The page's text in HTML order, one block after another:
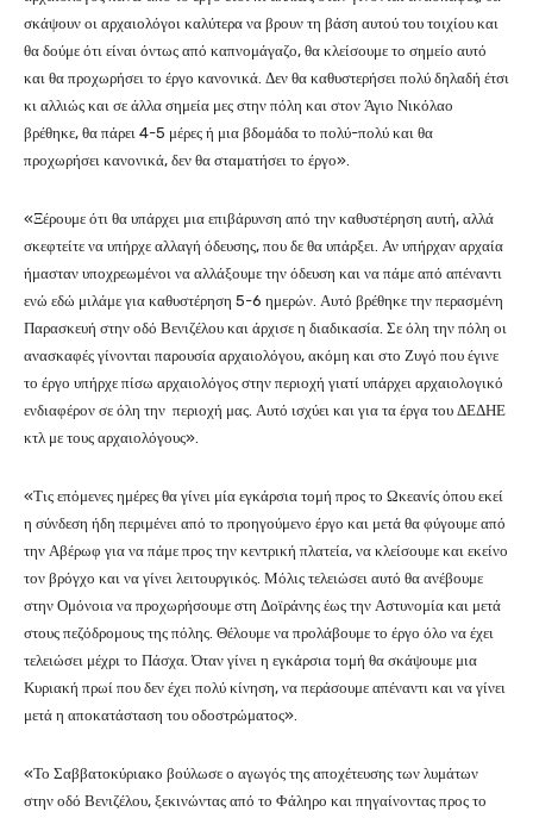
σκάψουν οι αρχαιολόγοι καλύτερα να βρουν τη βάση αυτού του τοιχίου και
θα δούμε ότι είναι όντως από καπνομάγαζο, θα κλείσουμε το σημείο αυτό
και θα προχωρήσει το έργο κανονικά. Δεν θα καθυστερήσει πολύ δηλαδή έτσι
κι αλλιώς και σε άλλα σημεία μες στην πόλη και στον Άγιο Νικόλαο
βρέθηκε, θα πάρει 4-5 μέρες ή μια βδομάδα το πολύ-πολύ και θα
προχωρήσει κανονικά, δεν θα σταματήσει το έργο».
«Ξέρουμε ότι θα υπάρχει μια επιβάρυνση από την καθυστέρηση αυτή, αλλά
σκεφτείτε να υπήρχε αλλαγή όδευσης, που δε θα υπάρξει. Αν υπήρχαν αρχαία
ήμασταν υποχρεωμένοι να αλλάξουμε την όδευση και να πάμε από απέναντι
ενώ εδώ μιλάμε για καθυστέρηση 5-6 ημερών. Αυτό βρέθηκε την περασμένη
Παρασκευή στην οδό Βενιζέλου και άρχισε η διαδικασία. Σε όλη την πόλη οι
ανασκαφές γίνονται παρουσία αρχαιολόγου, ακόμη και στο Ζυγό που έγινε
το έργο υπήρχε πίσω αρχαιολόγος στην περιοχή γιατί υπάρχει αρχαιολογικό
ενδιαφέρον σε όλη την περιοχή μας. Αυτό ισχύει και για τα έργα του ΔΕΔΗΕ
κτλ με τους αρχαιολόγους».
«Τις επόμενες ημέρες θα γίνει μία εγκάρσια τομή προς το Ωκεανίς όπου εκεί
η σύνδεση ήδη περιμένει από το προηγούμενο έργο και μετά θα φύγουμε από
την Αβέρωφ για να πάμε προς την κεντρική πλατεία, να κλείσουμε και εκείνο
τον βρόγχο και να γίνει λειτουργικός. Μόλις τελειώσει αυτό θα ανέβουμε
στην Ομόνοια να προχωρήσουμε στη Δοϊράνης έως την Αστυνομία και μετά
στους πεζόδρομους της πόλης. Θέλουμε να προλάβουμε το έργο όλο να έχει
τελειώσει μέχρι το Πάσχα. Όταν γίνει η εγκάρσια τομή θα σκάψουμε μια
Κυριακή πρωί που δεν έχει πολύ κίνηση, να περάσουμε απέναντι και να γίνει
μετά η αποκατάσταση του οδοστρώματος».
«Το Σαββατοκύριακο βούλωσε ο αγωγός της αποχέτευσης των λυμάτων
στην οδό Βενιζέλου, ξεκινώντας από το Φάληρο και πηγαίνοντας προς το